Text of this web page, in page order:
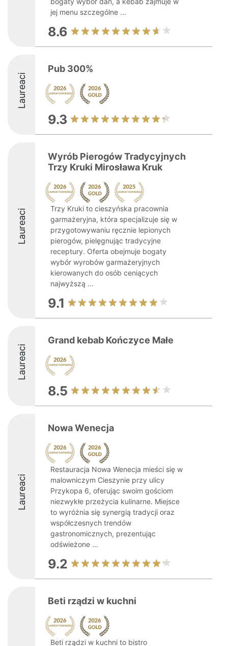
jej menu szczególne ...
8.6
Laureaci
Pub 300%
9.3
Laureaci
Wyrób Pierogów Tradycyjnych
Trzy Kruki Mirosława Kruk
Trzy Kruki to cieszyńska pracownia
garmażeryjna, która specjalizuje się w
przygotowywaniu ręcznie lepionych
pierogów, pielęgnując tradycyjne
receptury. Oferta obejmuje bogaty
wybór wyrobów garmażeryjnych
kierowanych do osób ceniących
najwyższą ...
9.1
Laureaci
Grand kebab Kończyce Małe
8.5
Laureaci
Nowa Wenecja
Restauracja Nowa Wenecja mieści się w
malowniczym Cieszynie przy ulicy
Przykopa 6, oferując swoim gościom
niezwykłe przeżycia kulinarne. Miejsce
to wyróżnia się synergią tradycji oraz
współczesnych trendów
gastronomicznych, prezentując
odświeżone ...
9.2
Beti rządzi w kuchni
Beti rządzi w kuchni to bistro